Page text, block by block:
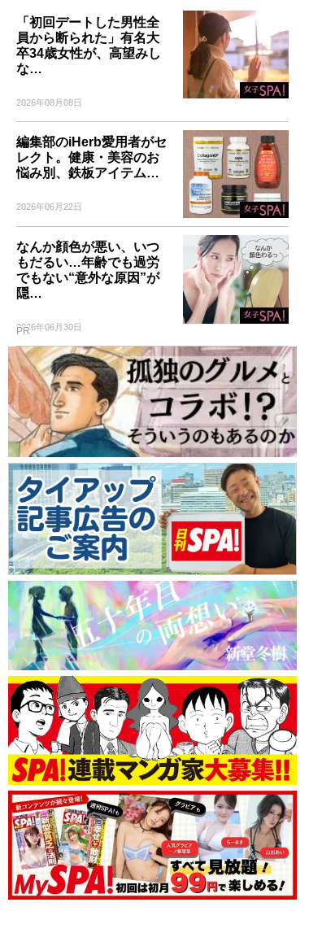
「初回デートした男性全
員から断られた」有名大
卒34歳女性が、高望みし
な…
2026年08月08日
編集部のiHerb愛用者がセ
レクト。健康・美容のお
悩み別、鉄板アイテム…
2026年06月22日
なんか顔色が悪い、いつ
もだるい…年齢でも過労
でもない“意外な原因”が
隠…
2026年06月30日
PR